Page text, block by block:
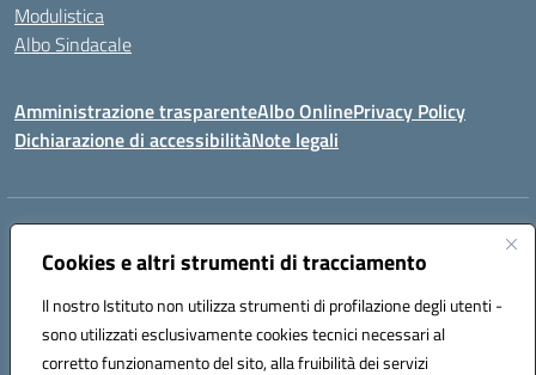
Cookies e altri strumenti di tracciamento
Il nostro Istituto non utilizza strumenti di profilazione degli utenti -
sono utilizzati esclusivamente cookies tecnici necessari al
corretto funzionamento del sito, alla fruibilità dei servizi
Modulistica
Albo Sindacale
Amministrazione trasparenteAlbo OnlinePrivacy Policy
Dichiarazione di accessibilitàNote legali
Indirizzo:
Centralino:0994722507 Email:TAIC873006@istruzione.it
Codice fiscale: 90279480736
Codice meccanografico:
TAIC873006